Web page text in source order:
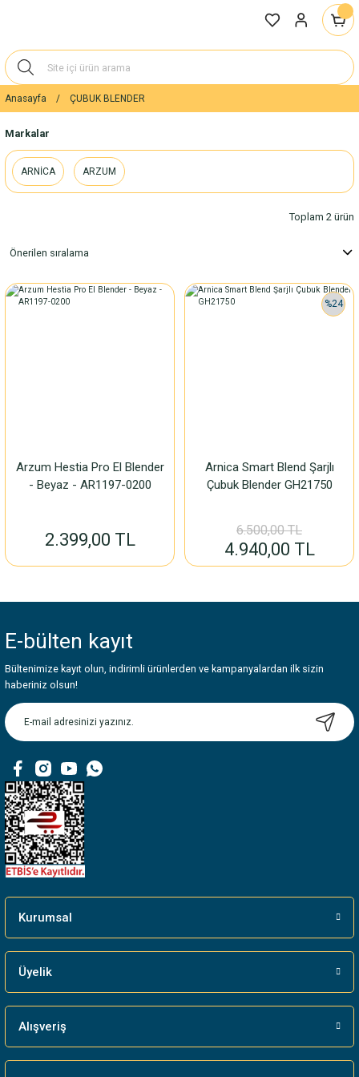
Anasayfa ÇUBUK BLENDER
Markalar
ARNİCA ARZUM
Toplam 2 ürün
Arzum Hestia Pro El Blender
- Beyaz - AR1197-0200
2.399,00 TL
%24
Arnica Smart Blend Şarjlı
Çubuk Blender GH21750
6.500,00 TL
4.940,00 TL
E-bülten kayıt
Bültenimize kayıt olun, indirimli ürünlerden ve kampanyalardan ilk sizin
haberiniz olsun!
Kurumsal
Üyelik
Alışveriş